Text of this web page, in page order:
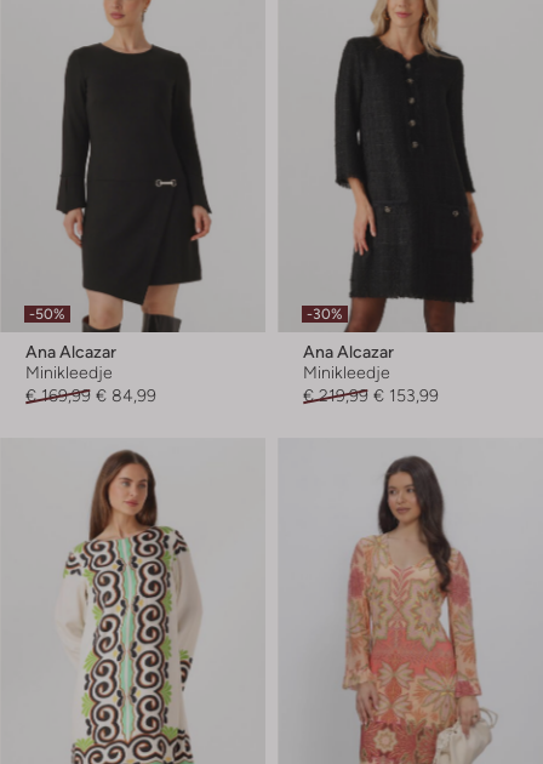
-50%
Ana Alcazar
Minikleedje
€ 169,99 € 84,99
-30%
Ana Alcazar
Minikleedje
€ 219,99 € 153,99